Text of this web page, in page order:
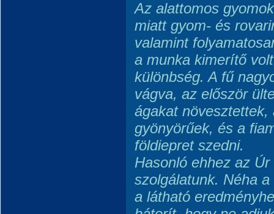
Az alattomos
miatt gyom- és
valamint
a munka kimerítő
különbség. A fű
vágva, az először
ágakat növesztettek,
gyönyörűek, és a
földiepret szedni.
Hasonló ehhez az
szolgálatunk. Néha
a látható